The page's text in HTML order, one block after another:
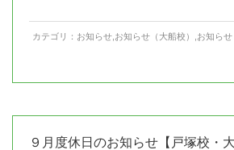
カテゴリ： お知らせ お知らせ（大船校） お知らせ
９月度休日のお知らせ【戸塚校・